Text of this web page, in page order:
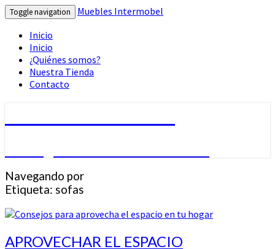
Toggle navigation
Muebles Intermobel
Inicio
Inicio
¿Quiénes somos?
Nuestra Tienda
Contacto
Navegando por
Etiqueta: sofas
APROVECHAR
APROVECHAR EL ESPACIO